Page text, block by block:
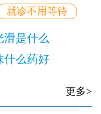
就诊不用等待
滑是什么
什么药好
更多>